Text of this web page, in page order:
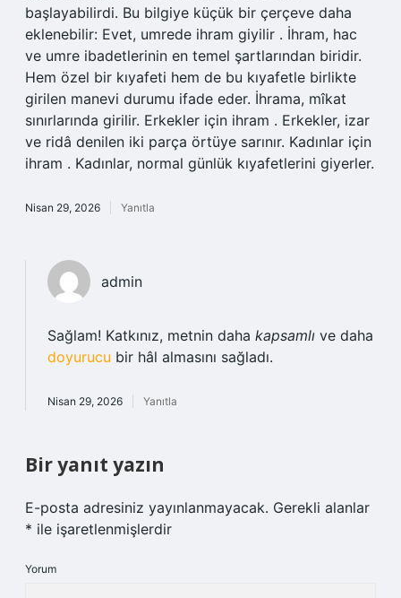
başlayabilirdi. Bu bilgiye küçük bir çerçeve daha
eklenebilir: Evet, umrede ihram giyilir . İhram, hac
ve umre ibadetlerinin en temel şartlarından biridir.
Hem özel bir kıyafeti hem de bu kıyafetle birlikte
girilen manevi durumu ifade eder. İhrama, mîkat
sınırlarında girilir. Erkekler için ihram . Erkekler, izar
ve ridâ denilen iki parça örtüye sarınır. Kadınlar için
ihram . Kadınlar, normal günlük kıyafetlerini giyerler.
Nisan 29, 2026 Yanıtla
admin
Sağlam! Katkınız, metnin daha kapsamlı ve daha
doyurucu bir hâl almasını sağladı.
Nisan 29, 2026 Yanıtla
Bir yanıt yazın
E-posta adresiniz yayınlanmayacak. Gerekli alanlar
* ile işaretlenmişlerdir
Yorum